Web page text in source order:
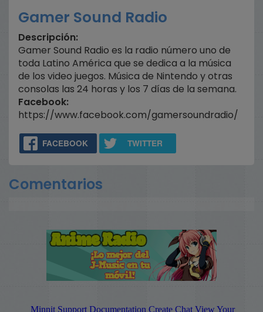
Gamer Sound Radio
Descripción:
Gamer Sound Radio es la radio número uno de
toda Latino América que se dedica a la música
de los video juegos. Música de Nintendo y otras
consolas las 24 horas y los 7 días de la semana.
Facebook:
https://www.facebook.com/gamersoundradio/
FACEBOOK TWITTER
Comentarios